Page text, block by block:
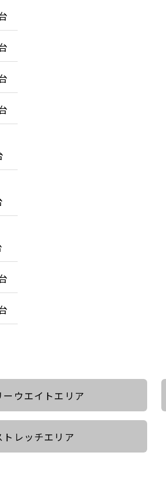
ーウエイトエリア
トレッチエリア